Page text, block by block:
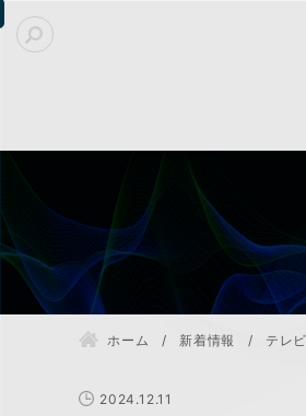
ホーム 新着情報 テレ
2024.12.11